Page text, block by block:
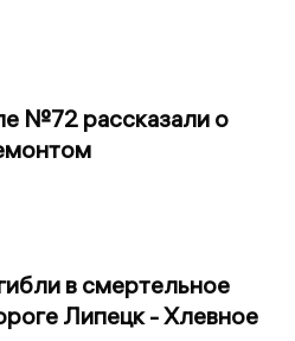
№72 рассказали о
в смертельное
Липецк - Хлевное